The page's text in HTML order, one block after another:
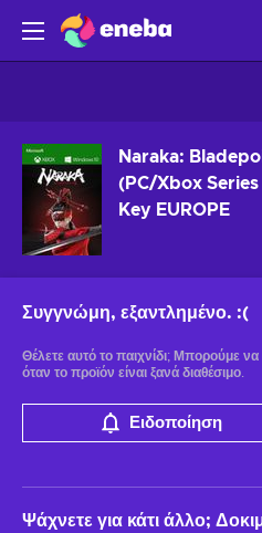
Naraka:
(PC/Xbox
Key EUROPE
Συγγνώμη, εξαντλημένο. :(
Θέλετε αυτό το παιχνίδι; Μπορούμε
όταν το προϊόν είναι ξανά διαθέσιμο.
Ειδοποίηση
Ψάχνετε για κάτι άλλο;